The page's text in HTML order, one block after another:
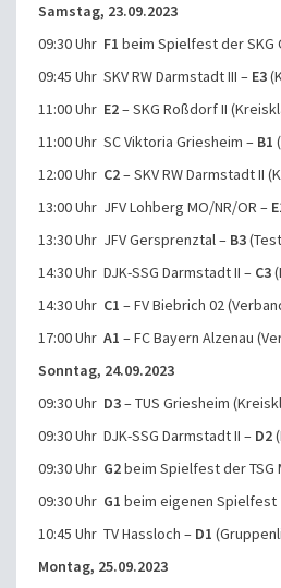
Samstag, 23.09.2023
09:30 Uhr F1 beim Spielfest der SKG
09:45 Uhr SKV RW Darmstadt III – E3
11:00 Uhr E2– SKG Roßdorf II
11:00 Uhr SC Viktoria Griesheim – B1
12:00 Uhr C2– SKV RW Darmstadt II
13:00 Uhr JFV Lohberg MO/NR/OR –
13:30 Uhr JFV Gersprenztal – B3
14:30 Uhr DJK-SSG Darmstadt II – C3
14:30 Uhr C1 – FV Biebrich 02
17:00 Uhr A1 – FC Bayern Alzenau
Sonntag, 24.09.2023
09:30 Uhr D3– TUS Griesheim
09:30 Uhr DJK-SSG Darmstadt II – D2
09:30 Uhr G2beim Spielfest der TSG
09:30 Uhr G1 beim eigenen Spielfest
10:45 Uhr TV Hassloch – D1
Montag, 25.09.2023